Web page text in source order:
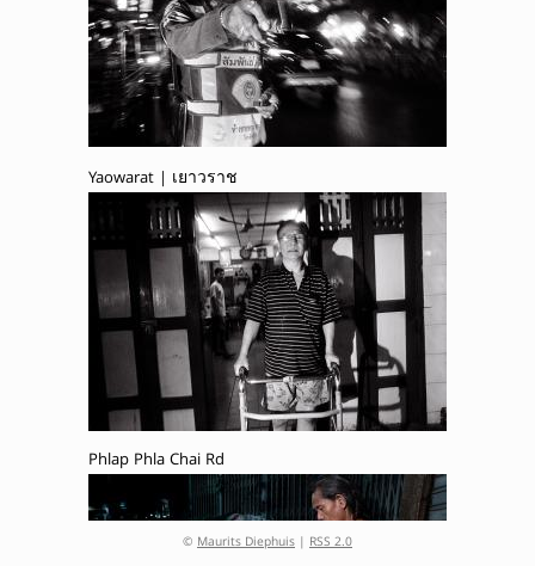
Yaowarat | เยาวราช
Phlap Phla Chai Rd
© Maurits Diephuis | RSS 2.0